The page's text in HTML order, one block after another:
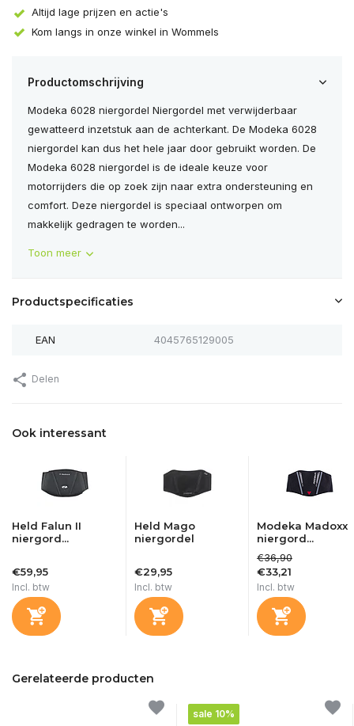
Altijd lage prijzen en actie's
Kom langs in onze winkel in Wommels
Productomschrijving
Modeka 6028 niergordel Niergordel met verwijderbaar
gewatteerd inzetstuk aan de achterkant. De Modeka 6028
niergordel kan dus het hele jaar door gebruikt worden. De
Modeka 6028 niergordel is de ideale keuze voor
motorrijders die op zoek zijn naar extra ondersteuning en
comfort. Deze niergordel is speciaal ontworpen om
makkelijk gedragen te worden...
Toon meer
Productspecificaties
EAN 4045765129005
Delen
Ook interessant
Held Falun II
niergord...
€59,95
Incl. btw
Held Mago
niergordel
€29,95
Incl. btw
Modeka Madoxx
niergord...
€36,90
€33,21
Incl. btw
Gerelateerde producten
sale 10%